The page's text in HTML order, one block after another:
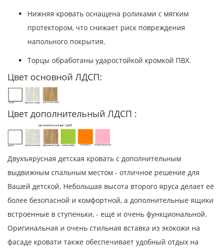
Нижняя кровать оснащена роликами с мягким
протектором, что снижает риск повреждения
напольного покрытия.
Торцы обработаны ударостойкой кромкой ПВХ.
Цвет основной ЛДСП:
Цвет дополнительный ЛДСП :
Двухъярусная детская кровать с дополнительным
выдвижным спальным местом - отличное решение для
Вашей детской. Небольшая высота второго яруса делает её
более безопасной и комфортной, а дополнительные ящики
встроенные в ступеньки, - ещё и очень функциональной.
Оригинальная и очень стильная вставка из экокожи на
фасаде кровати также обеспечивает удобный отдых на